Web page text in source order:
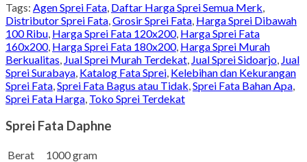
Tags: Agen Sprei Fata, Daftar Harga Sprei Semua Merk,
Distributor Sprei Fata,Grosir Sprei Fata, Harga Sprei Dibawah
100 Ribu, Harga Sprei Fata 120x200, Harga Sprei Fata
160x200, Harga Sprei Fata 180x200, Harga Sprei Murah
Berkualitas, Jual Sprei Murah Terdekat, Jual Sprei Sidoarjo, Jual
Sprei Surabaya, Katalog Fata Sprei, Kelebihan dan Kekurangan
Sprei Fata,Sprei Fata Bagus atau Tidak,Sprei Fata Bahan Apa,
Sprei Fata Harga, Toko Sprei Terdekat
Sprei Fata Daphne
Berat
1000 gram